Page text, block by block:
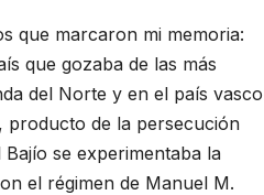
que marcaron mi memoria:
que gozaba de las más
del Norte y en el país vasco
producto de la persecución
se experimentaba la
el régimen de Manuel M.